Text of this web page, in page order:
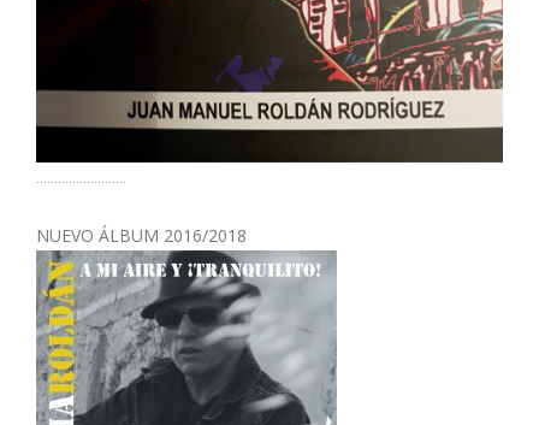
.........................
NUEVO ÁLBUM 2016/2018